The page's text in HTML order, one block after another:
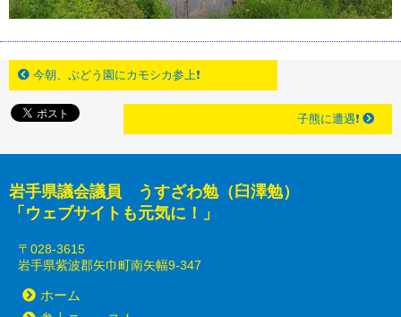
今朝、ぶどう園にカモシカ参上❗
子熊に遭遇❗
岩手県議会議員 うすざわ勉（臼澤勉）
「ウェブサイトも元気に！」
〒028-3615
岩手県紫波郡矢巾町南矢幅9-347
ホーム